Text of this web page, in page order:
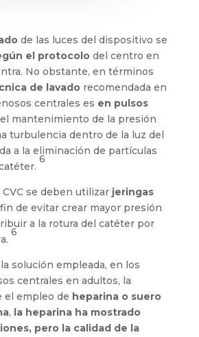
de las luces del dispositivo se
el protocolo del centro en
No obstante, en términos
de lavadorecomendada en
centrales es en pulsos
mantenimiento de la presión
turbulencia dentro de la luz del
a la eliminación de partículas
6
se deben utilizarjeringas
de evitar crear mayor presión
a la rotura del catéter por
6
solución empleada, en los
centrales en adultos, la
el empleo de heparina o suero
, la heparina ha mostrado
pero la calidad de la